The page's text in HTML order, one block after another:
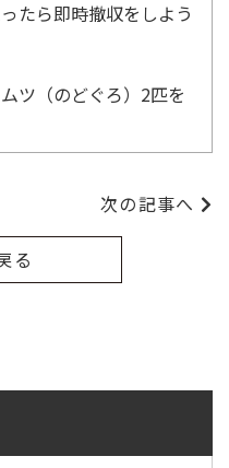
たら即時撤収をしよう
ツ（のどぐろ）2匹を
次の記事へ
る